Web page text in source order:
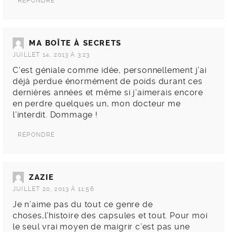
MA BOÎTE À SECRETS
JUILLET 14, 2013 À 3:23
C’est géniale comme idée, personnellement j’ai
déjà perdue énormément de poids durant ces
dernières années et même si j’aimerais encore
en perdre quelques un, mon docteur me
l’interdit. Dommage !
RÉPONDRE
ZAZIE
JUILLET 20, 2013 À 11:56
Je n’aime pas du tout ce genre de
choses,l’histoire des capsules et tout. Pour moi
le seul vrai moyen de maigrir c’est pas une